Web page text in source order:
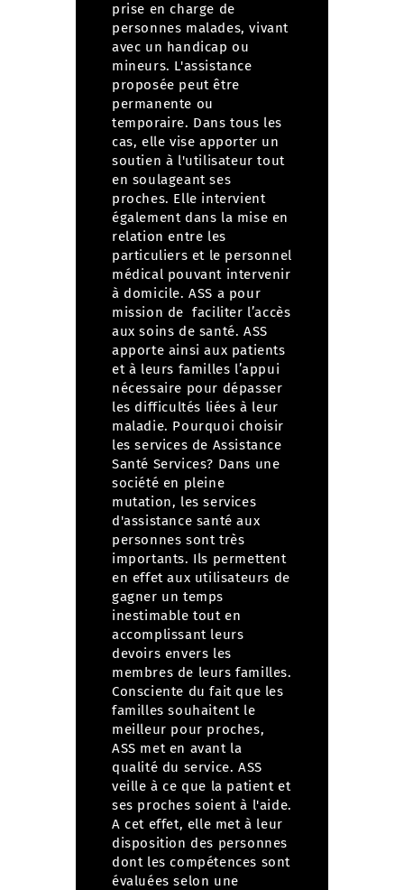
prise en charge de
personnes malades, vivant
avec un handicap ou
mineurs. L'assistance
proposée peut être
permanente ou
temporaire. Dans tous les
cas, elle vise apporter un
soutien à l'utilisateur tout
en soulageant ses
proches. Elle intervient
également dans la mise en
relation entre les
particuliers et le personnel
médical pouvant intervenir
à domicile. ASS a pour
mission de faciliter l’accès
aux soins de santé. ASS
apporte ainsi aux patients
et à leurs familles l’appui
nécessaire pour dépasser
les difficultés liées à leur
maladie. Pourquoi choisir
les services de Assistance
Santé Services? Dans une
société en pleine
mutation, les services
d'assistance santé aux
personnes sont très
importants. Ils permettent
en effet aux utilisateurs de
gagner un temps
inestimable tout en
accomplissant leurs
devoirs envers les
membres de leurs familles.
Consciente du fait que les
familles souhaitent le
meilleur pour proches,
ASS met en avant la
qualité du service. ASS
veille à ce que la patient et
ses proches soient à l'aide.
A cet effet, elle met à leur
disposition des personnes
dont les compétences sont
évaluées selon une